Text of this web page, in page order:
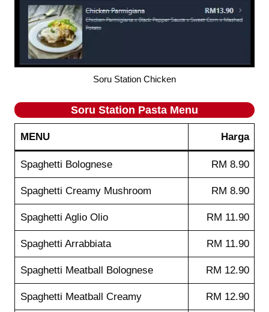
Soru Station Chicken
Soru Station Pasta Menu
MENU Harga
Spaghetti Bolognese RM 8.90
Spaghetti Creamy Mushroom RM 8.90
Spaghetti Aglio Olio RM 11.90
Spaghetti Arrabbiata RM 11.90
Spaghetti Meatball Bolognese RM 12.90
Spaghetti Meatball Creamy RM 12.90